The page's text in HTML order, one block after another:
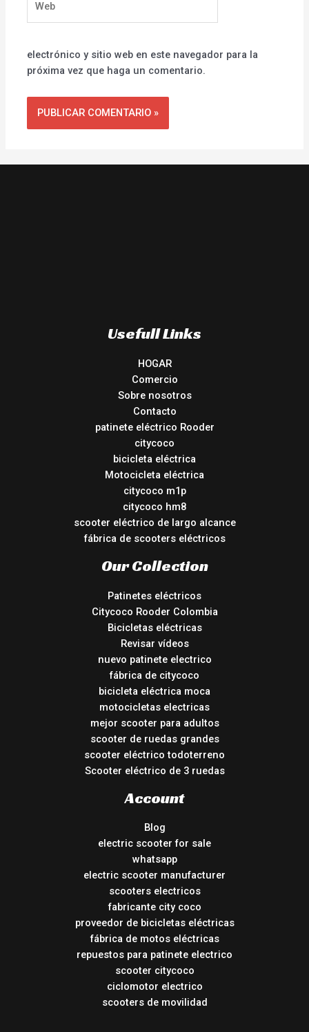
electrónico y sitio web en este navegador para la
próxima vez que haga un comentario.
Usefull Links
HOGAR
Comercio
Sobre nosotros
Contacto
patinete eléctrico Rooder
citycoco
bicicleta eléctrica
Motocicleta eléctrica
citycoco m1p
citycoco hm8
scooter eléctrico de largo alcance
fábrica de scooters eléctricos
Our Collection
Patinetes eléctricos
Citycoco Rooder Colombia
Bicicletas eléctricas
Revisar vídeos
nuevo patinete electrico
fábrica de citycoco
bicicleta eléctrica moca
motocicletas electricas
mejor scooter para adultos
scooter de ruedas grandes
scooter eléctrico todoterreno
Scooter eléctrico de 3 ruedas
Account
Blog
electric scooter for sale
whatsapp
electric scooter manufacturer
scooters electricos
fabricante city coco
proveedor de bicicletas eléctricas
fábrica de motos eléctricas
repuestos para patinete electrico
scooter citycoco
ciclomotor electrico
scooters de movilidad